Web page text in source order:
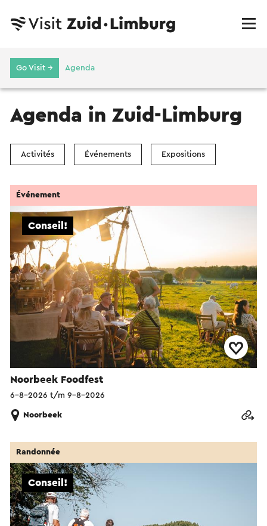
Go Visit → Agenda
Agenda in Zuid-Limburg
Activités Événements Expositions
Noorbeek Foodfest
Conseil!
Événement
6-8-2026 t/m 9-8-2026
Noorbeek
Conseil!
Randonnée